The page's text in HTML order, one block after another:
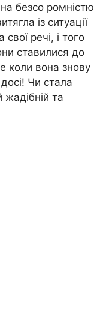
безсо ромністю
із ситуації
речі, і того
ставилися до
коли вона знову
Чи стала
жадібній та